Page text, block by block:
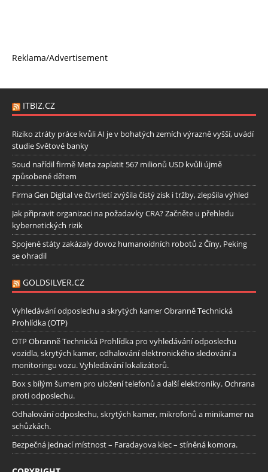
Reklama/Advertisement
ITBIZ.CZ
Riziko ztráty práce kvůli AI je v bohatých zemích výrazně vyšší, uvádí
studie Světové banky
Soud nařídil firmě Meta zaplatit 567 milionů USD kvůli újmě
způsobené dětem
Firma Gen Digital ve čtvrtletí zvýšila čistý zisk i tržby, zlepšila výhled
Jak připravit organizaci na požadavky CRA? Začněte u přehledu
kybernetických rizik
Spojené státy zakázaly dovoz humanoidních robotů z Číny, Peking
se ohradil
GOLDSILVER.CZ
Vyhledávání odposlechu a skrytých kamer Obranně Technická
Prohlídka (OTP)
OTP Obranně Technická Prohlídka pro vyhledávání odposlechu
vozidla, skrytých kamer, odhalování elektronického sledování a
monitoringu vozu. Vyhledávání lokalizátorů.
Box s bílým šumem pro uložení telefonů a další elektroniky. Ochrana
proti odposlechu.
Odhalování odposlechu, skrytých kamer, mikrofonů a minikamer na
schůzkách.
Bezpečná jednací místnost – Faradayova klec – stíněná komora.